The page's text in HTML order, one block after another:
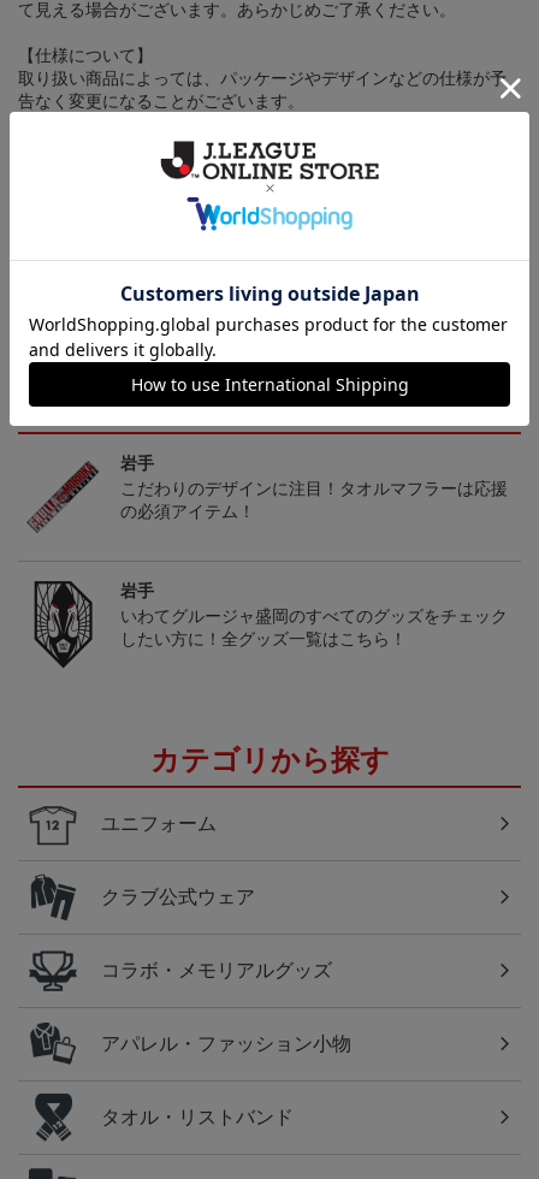
て見える場合がございます。あらかじめご了承ください。
【仕様について】
取り扱い商品によっては、パッケージやデザインなどの仕様が予
告なく変更になることがございます。
ギフト対応について
トピックス
岩手
こだわりのデザインに注目！タオルマフラーは応援
の必須アイテム！
岩手
いわてグルージャ盛岡のすべてのグッズをチェック
したい方に！全グッズ一覧はこちら！
カテゴリから探す
ユニフォーム
クラブ公式ウェア
コラボ・メモリアルグッズ
アパレル・ファッション小物
タオル・リストバンド